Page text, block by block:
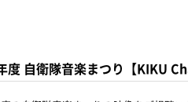
度 自衛隊音楽まつり【KIKU